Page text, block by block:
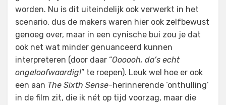
worden. Nu is dit uiteindelijk ook verwerkt in het
scenario, dus de makers waren hier ook zelfbewust
genoeg over, maar in een cynische bui zou je dat
ook net wat minder genuanceerd kunnen
interpreteren (door daar “Oooooh, da’s echt
ongeloofwaardig!” te roepen). Leuk wel hoe er ook
een aan The Sixth Sense-herinnerende ‘onthulling’
in de film zit, die ik nét op tijd voorzag, maar die